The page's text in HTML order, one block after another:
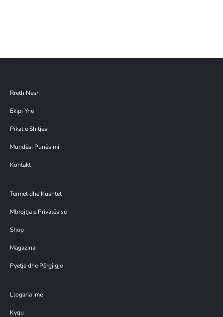
Rreth Nesh
Ekipi Ynë
Pikat e Shitjes
Mundësi Punësimi
Kontakt
Termet dhe Kushtet
Mbrojtja e Privatësisë
Shop
Magazina
Pyetje dhe Përgjigje
Llogaria Ime
Kyqu